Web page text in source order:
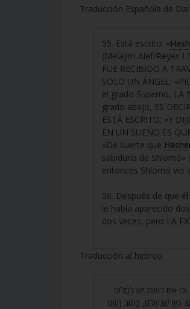
Traducción Española de
55. Está escrito: «
(Melajim Alef/Reyes I
FUE RECIBIDO A
SOLO UN ÁNGEL:
el grado Superno, LA
grado abajo, ES
ESTÁ ESCRITO: «Y
EN UN SUEÑO ES
«De suerte que
sabiduría de Shlomó»
entonces Shlomó vio
56. Después de que
le había aparecido
dos veces, pero LA
Traducción al hebreo:
אֵיזוֹ רְשׁוּת יֵשׁ לַחֲלוֹם
כֵּיוָן שֶׁנִּשְׁלַם, כָּתוּב (שם